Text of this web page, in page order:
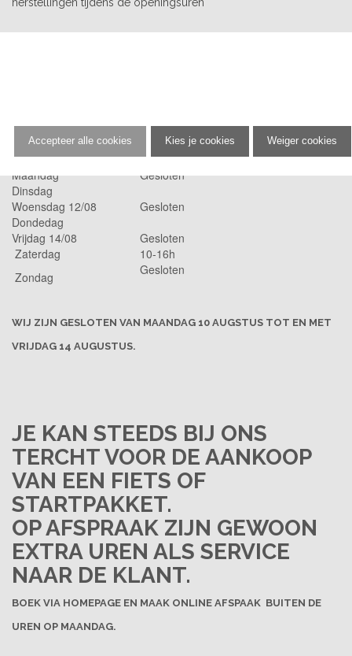
OPENINGSUREN
Maandag
Gesloten
Dinsdag
Woensdag 12/08
Gesloten
Dondedag
Vrijdag 14/08
Gesloten
Zaterdag
10-16h
Zondag
Gesloten
WIJ ZIJN GESLOTEN VAN MAANDAG 10 AUGSTUS TOT EN MET
VRIJDAG 14 AUGUSTUS.
JE KAN STEEDS BIJ ONS
TERCHT VOOR DE AANKOOP
VAN EEN FIETS OF
STARTPAKKET.
OP AFSPRAAK ZIJN GEWOON
EXTRA UREN ALS SERVICE
NAAR DE KLANT.
BOEK VIA HOMEPAGE EN MAAK ONLINE AFSPAAK BUITEN DE
UREN OP MAANDAG.
Accepteer alle cookies Kies je cookies Weiger cookies